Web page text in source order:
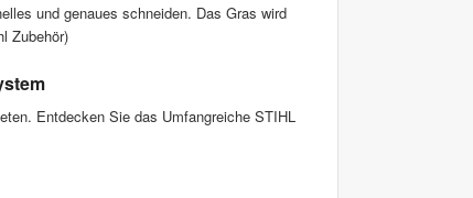
und genaues schneiden. Das Gras wird
Zubehör)
Entdecken Sie das Umfangreiche STIHL